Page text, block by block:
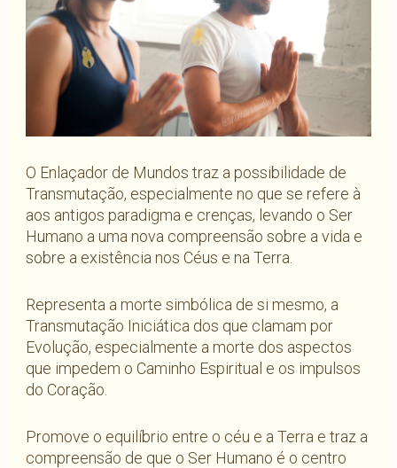
O Enlaçador de Mundos traz a possibilidade de
Transmutação, especialmente no que se refere à
aos antigos paradigma e crenças, levando o Ser
Humano a uma nova compreensão sobre a vida e
sobre a existência nos Céus e na Terra.
Representa a morte simbólica de si mesmo, a
Transmutação Iniciática dos que clamam por
Evolução, especialmente a morte dos aspectos
que impedem o Caminho Espiritual e os impulsos
do Coração.
Promove o equilíbrio entre o céu e a Terra e traz a
compreensão de que o Ser Humano é o centro